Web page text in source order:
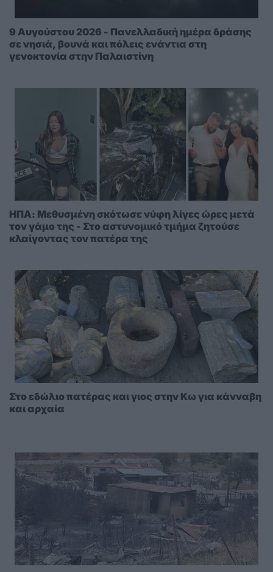
9 Αυγούστου 2026 - Πανελλαδική ημέρα δράσης
σε νησιά, βουνά και πόλεις ενάντια στη
γενοκτονία στην Παλαιστίνη
ΗΠΑ: Μεθυσμένη σκότωσε νύφη λίγες ώρες μετά
τον γάμο της - Στο αστυνομικό τμήμα ζητούσε
κλαίγοντας τον πατέρα της
Στο εδώλιο πατέρας και γιος στην Κω για κάνναβη
και αρχαία